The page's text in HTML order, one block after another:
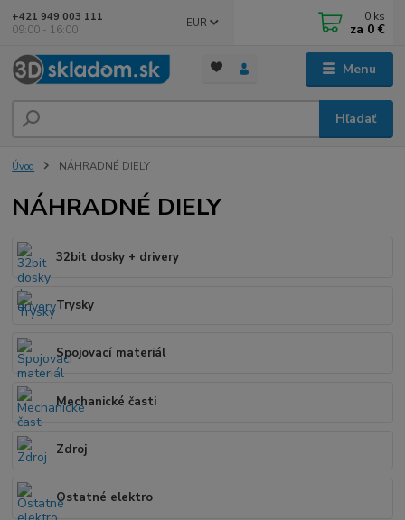
Menu
EUR
Hľadať
+421 949 003 111
09:00 - 16:00
0 ks
za 0 €
Úvod NÁHRADNÉ DIELY
NÁHRADNÉ DIELY
32bit dosky + drivery
Trysky
Spojovací materiál
Mechanické časti
Zdroj
Ostatné elektro